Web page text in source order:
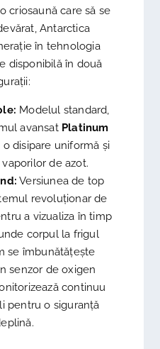
criosaună care să se
Antarctica
în tehnologia
disponibilă în două
Modelul standard,
avansat Platinum
o disipare uniformă și
de azot.
Versiunea de top
revoluționar de
a vizualiza în timp
corpul la frigul
se îmbunătățește
senzor de oxigen
continuu
pentru o siguranță